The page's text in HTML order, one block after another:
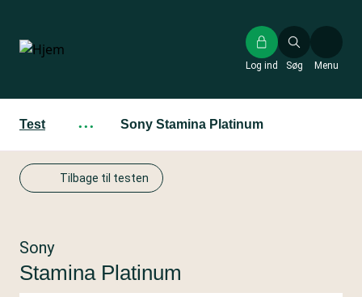
hovedindhold
Søg
Log ind Menu
Test ··· Sony Stamina Platinum
Tilbage til testen
Sony
Stamina Platinum